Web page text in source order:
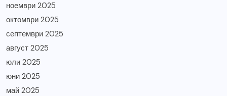
ноември 2025
октомври 2025
септември 2025
август 2025
юли 2025
юни 2025
май 2025